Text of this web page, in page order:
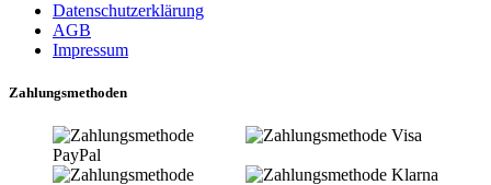
Datenschutzerklärung
AGB
Impressum
Zahlungsmethoden